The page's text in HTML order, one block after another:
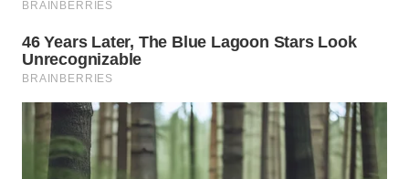
KALTIM
WN
SULSEL
WN
GORONTALO